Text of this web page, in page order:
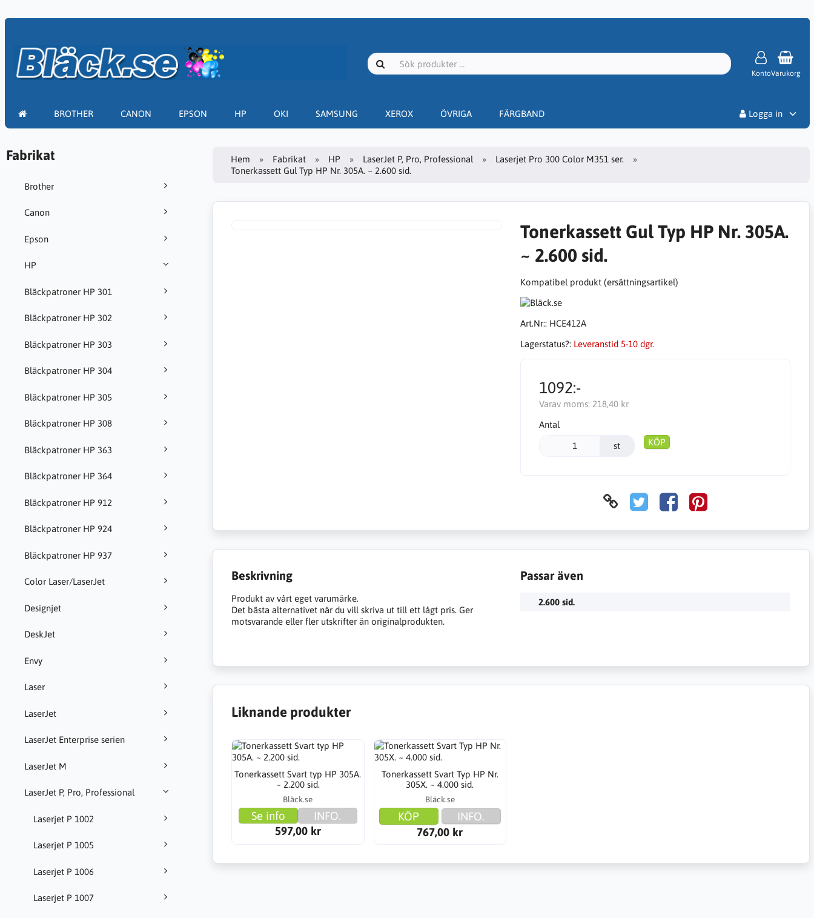
KontoVarukorg
BROTHER CANON EPSON HP OKI SAMSUNG XEROX ÖVRIGA FÄRGBAND
Logga in
Fabrikat
Brother
Canon
Epson
HP
Bläckpatroner HP 301
Bläckpatroner HP 302
Bläckpatroner HP 303
Bläckpatroner HP 304
Bläckpatroner HP 305
Bläckpatroner HP 308
Bläckpatroner HP 363
Bläckpatroner HP 364
Bläckpatroner HP 912
Bläckpatroner HP 924
Bläckpatroner HP 937
Color Laser/LaserJet
Designjet
DeskJet
Envy
Laser
LaserJet
LaserJet Enterprise serien
LaserJet M
LaserJet P, Pro, Professional
Laserjet P 1002
Laserjet P 1005
Laserjet P 1006
Laserjet P 1007
Hem Fabrikat HP LaserJet P, Pro, Professional
Laserjet Pro 300 Color M351 ser.
Tonerkassett Gul Typ HP Nr. 305A. ~ 2.600 sid.
Tonerkassett Gul Typ HP Nr. 305A.
~ 2.600 sid.
Kompatibel produkt (ersättningsartikel)
Art.Nr:: HCE412A
Lagerstatus?: Leveranstid 5-10 dgr.
1092:-
Varav moms: 218,40 kr
Antal
st KÖP
Beskrivning
Produkt av vårt eget varumärke.
Det bästa alternativet när du vill skriva ut till ett lågt pris. Ger
motsvarande eller fler utskrifter än originalprodukten.
Passar även
2.600 sid.
Liknande produkter
Tonerkassett Svart typ HP 305A.
~ 2.200 sid.
Bläck.se
Se info
INFO.
597,00 kr
Tonerkassett Svart Typ HP Nr.
305X. ~ 4.000 sid.
Bläck.se
KÖP
INFO.
767,00 kr